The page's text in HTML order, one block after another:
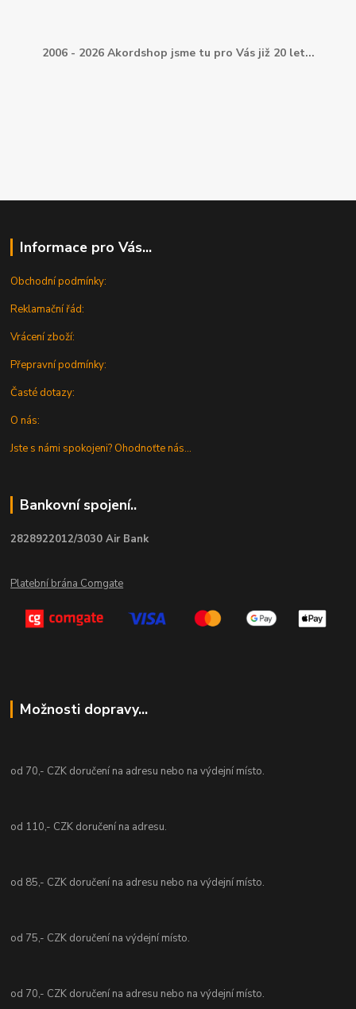
2006 - 2026 Akordshop jsme tu pro Vás již 20 let...
Informace pro Vás...
Obchodní podmínky:
Reklamační řád:
Vrácení zboží:
Přepravní podmínky:
Časté dotazy:
O nás:
Jste s námi spokojeni? Ohodnoťte nás...
Bankovní spojení..
2828922012/3030 Air Bank
Platební brána Comgate
Možnosti dopravy...
od 70,- CZK doručení na adresu nebo na výdejní místo.
od 110,- CZK doručení na adresu.
od 85,- CZK doručení na adresu nebo na výdejní místo.
od 75,- CZK doručení na výdejní místo.
od 70,- CZK doručení na adresu nebo na výdejní místo.